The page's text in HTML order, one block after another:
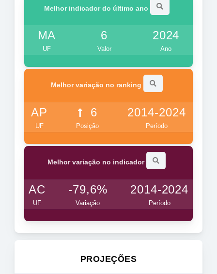
Melhor indicador do último ano
MA
UF
6
Valor
2024
Ano
Melhor variação no ranking
AP
UF
6
Posição
2014-2024
Período
Melhor variação no indicador
AC
UF
-79,6%
Variação
2014-2024
Período
PROJEÇÕES